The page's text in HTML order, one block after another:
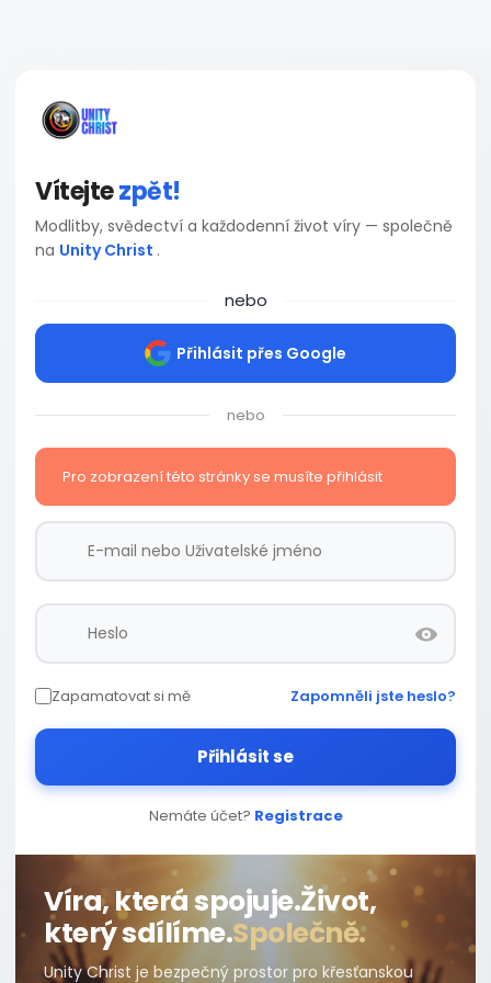
Vítejtezpět!
Modlitby, svědectví a každodenní život víry — společně
na Unity Christ .
nebo
Přihlásit přes Google
nebo
Pro zobrazení této stránky se musíte přihlásit
Zapamatovat si mě Zapomněli jste heslo?
Přihlásit se
Nemáte účet? Registrace
Víra, která spojuje.Život,
který sdílíme.Společně.
Unity Christ je bezpečný prostor pro křesťanskou